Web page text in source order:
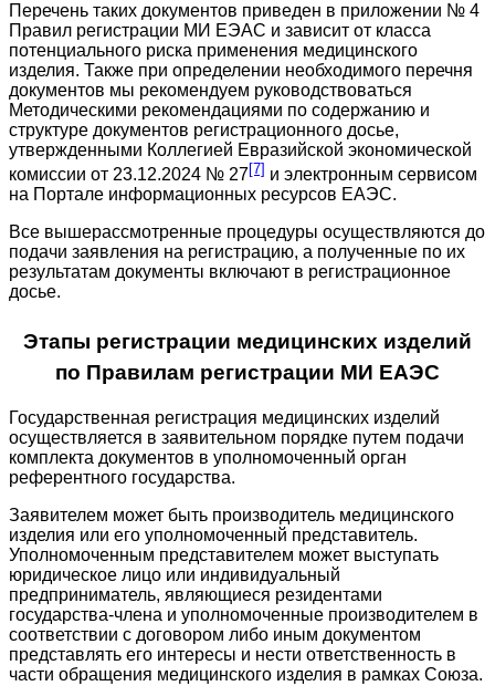
Перечень таких документов приведен в приложении № 4
Правил регистрации МИ ЕЭАС и зависит от класса
потенциального риска применения медицинского
изделия. Также при определении необходимого перечня
документов мы рекомендуем руководствоваться
Методическими рекомендациями по содержанию и
структуре документов регистрационного досье,
утвержденными Коллегией Евразийской экономической
комиссии от 23.12.2024 № 27[7] и электронным сервисом
на Портале информационных ресурсов ЕАЭС.
Все вышерассмотренные процедуры осуществляются до
подачи заявления на регистрацию, а полученные по их
результатам документы включают в регистрационное
досье.
Этапы регистрации медицинских изделий
по Правилам регистрации МИ ЕАЭС
Государственная регистрация медицинских изделий
осуществляется в заявительном порядке путем подачи
комплекта документов в уполномоченный орган
референтного государства.
Заявителем может быть производитель медицинского
изделия или его уполномоченный представитель.
Уполномоченным представителем может выступать
юридическое лицо или индивидуальный
предприниматель, являющиеся резидентами
государства-члена и уполномоченные производителем в
соответствии с договором либо иным документом
представлять его интересы и нести ответственность в
части обращения медицинского изделия в рамках Союза.